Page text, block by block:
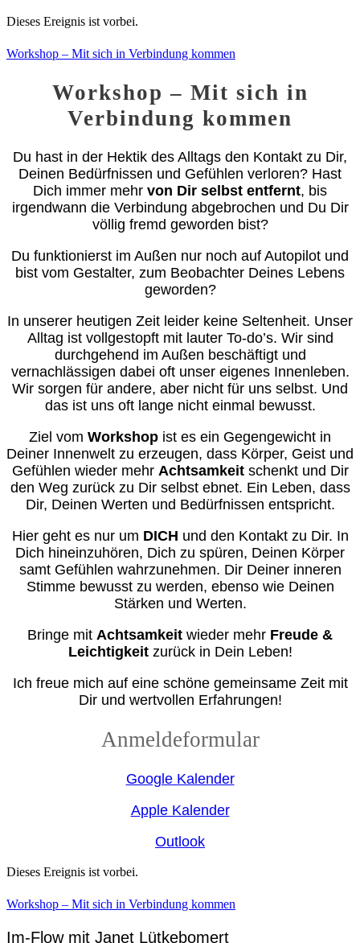
Dieses Ereignis ist vorbei.
Workshop – Mit sich in Verbindung kommen
Workshop – Mit sich in
Verbindung kommen
Du hast in der Hektik des Alltags den Kontakt zu Dir,
Deinen Bedürfnissen und Gefühlen verloren? Hast
Dich immer mehr von Dir selbst entfernt, bis
irgendwann die Verbindung abgebrochen und Du Dir
völlig fremd geworden bist?
Du funktionierst im Außen nur noch auf Autopilot und
bist vom Gestalter, zum Beobachter Deines Lebens
geworden?
In unserer heutigen Zeit leider keine Seltenheit. Unser
Alltag ist vollgestopft mit lauter To-do’s. Wir sind
durchgehend im Außen beschäftigt und
vernachlässigen dabei oft unser eigenes Innenleben.
Wir sorgen für andere, aber nicht für uns selbst. Und
das ist uns oft lange nicht einmal bewusst.
Ziel vom Workshop ist es ein Gegengewicht in
Deiner Innenwelt zu erzeugen, dass Körper, Geist und
Gefühlen wieder mehr Achtsamkeitschenkt und Dir
den Weg zurück zu Dir selbst ebnet. Ein Leben, dass
Dir, Deinen Werten und Bedürfnissen entspricht.
Hier geht es nur um DICH und den Kontakt zu Dir. In
Dich hineinzuhören, Dich zu spüren, Deinen Körper
samt Gefühlen wahrzunehmen. Dir Deiner inneren
Stimme bewusst zu werden, ebenso wie Deinen
Stärken und Werten.
Bringe mit Achtsamkeit wieder mehr Freude &
Leichtigkeitzurück in Dein Leben!
Ich freue mich auf eine schöne gemeinsame Zeit mit
Dir und wertvollen Erfahrungen!
Anmeldeformular
Google Kalender
Apple Kalender
Outlook
Dieses Ereignis ist vorbei.
Workshop – Mit sich in Verbindung kommen
Im-Flow mit Janet Lütkebomert